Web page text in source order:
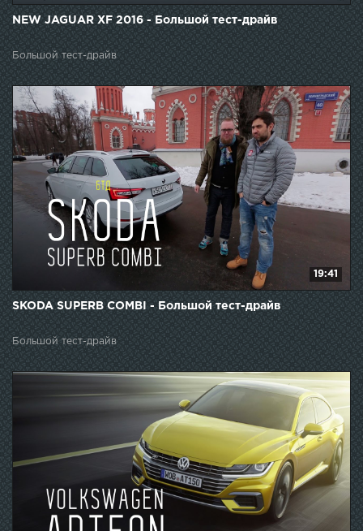
NEW JAGUAR XF 2016 - Большой тест-драйв
Большой тест-драйв
19:41
SKODA SUPERB COMBI - Большой тест-драйв
Большой тест-драйв